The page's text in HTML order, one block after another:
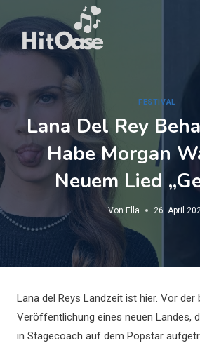
Inhalt
springen
FESTIVAL
Lana Del Rey
Habe Morgan
Neuem Lied
Von Ella 26. April
Lana del Reys Landzeit ist hier. Vor der
Veröffentlichung eines neuen Landes,
in Stagecoach auf dem Popstar